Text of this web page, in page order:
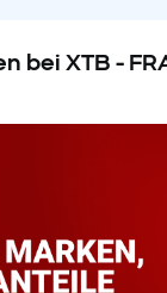
bei XTB -